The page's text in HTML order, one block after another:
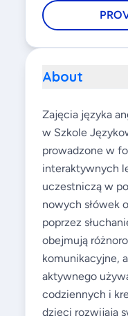
About
Zajęcia języka
w Szkole
prowadzone w
interaktywnych
uczestniczą w
nowych słówek
poprzez
obejmują
komunikacyjne,
aktywnego
codziennych i
dzieci rozwijają